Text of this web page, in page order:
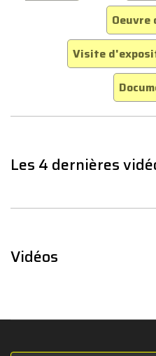
Visite
Les 4 dernières
Vidéos